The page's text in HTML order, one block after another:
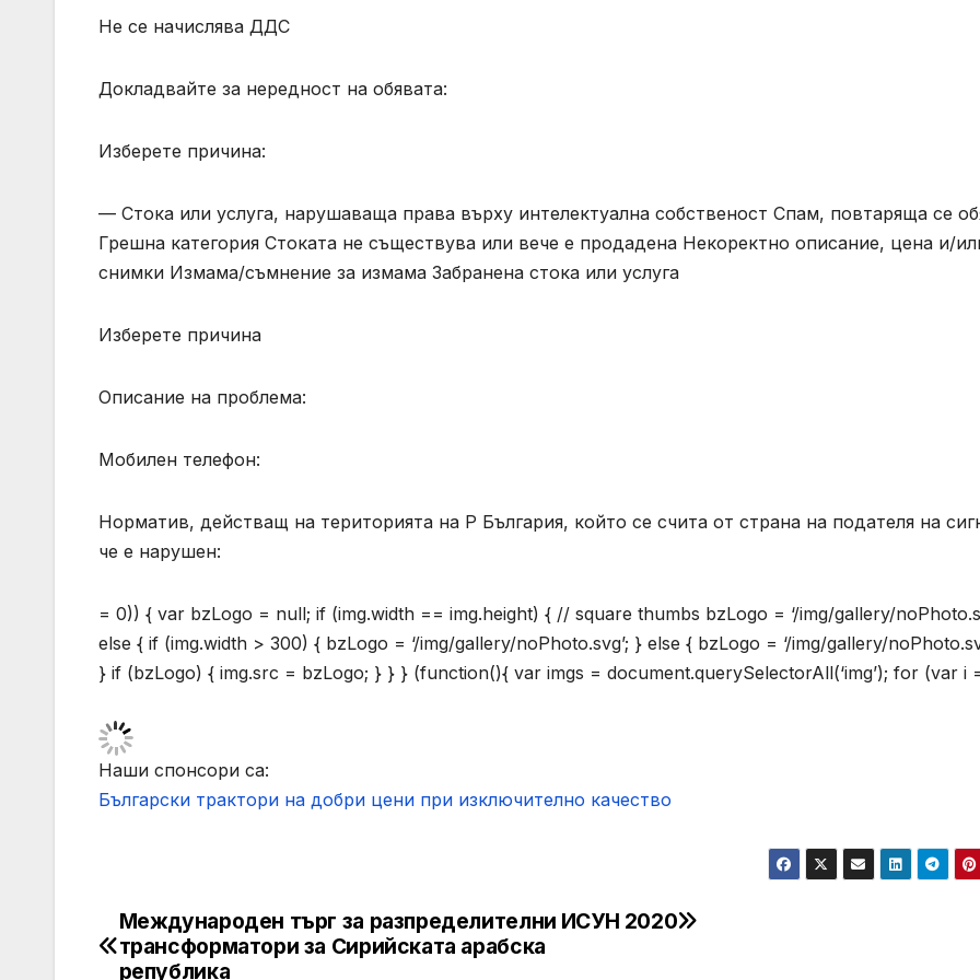
Не се начислява ДДС
Докладвайте за нередност на обявата:
Изберете причина:
— Стока или услуга, нарушаваща права върху интелектуална собственост Спам, повтаряща се
Грешна категория Стоката не съществува или вече е продадена Некоректно описание, цена и/
снимки Измама/съмнение за измама Забранена стока или услуга
Изберете причина
Описание на проблема:
Мобилен телефон:
Норматив, действащ на територията на Р България, който се счита от страна на подателя на
че е нарушен:
= 0)) { var bzLogo = null; if (img.width == img.height) { // square thumbs bzLogo = ‘/img/gallery/
else { if (img.width > 300) { bzLogo = ‘/img/gallery/noPhoto.svg’; } else { bzLogo = ‘/img/gallery/
} if (bzLogo) { img.src = bzLogo; } } } (function(){ var imgs = document.querySelectorAll(‘img’); for (var i
Наши спонсори са:
Български трактори на добри цени при изключително качество
Post
ИСУН 2020
Международен търг за разпределителни
трансформатори за Сирийската арабска
република